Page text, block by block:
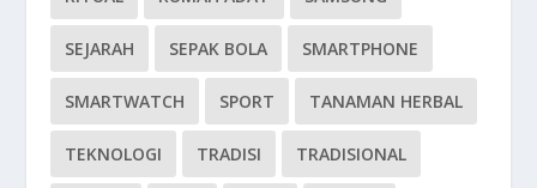
SEJARAH SEPAK BOLA SMARTPHONE
SMARTWATCH SPORT TANAMAN HERBAL
TEKNOLOGI TRADISI TRADISIONAL